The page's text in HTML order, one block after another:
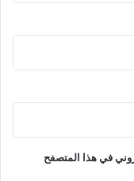
في هذا المتصفح